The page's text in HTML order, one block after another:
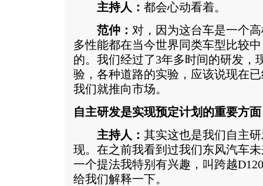
主持人： 都会心动看着。
范仲： 对，因为这台车是一个
多性能都在当今世界同类车型比较
的。我们经过了3年多时间的研发，
验，各种道路的实验，应该说现在
我们就推向市场。
自主研发是实现预定计划的重要方面
主持人： 其实这也是我们自主
现。在之前我看到过我们东风汽车
一个提法我特别有兴趣，叫跨越
给我们解释一下。